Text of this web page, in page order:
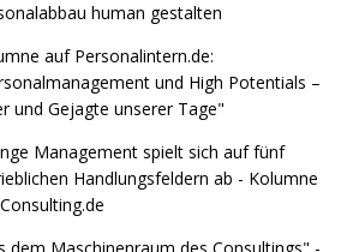
human gestalten
auf Personalintern.de:
und High Potentials –
und Gejagte unserer Tage"
Management spielt sich auf fünf
Handlungsfeldern ab - Kolumne